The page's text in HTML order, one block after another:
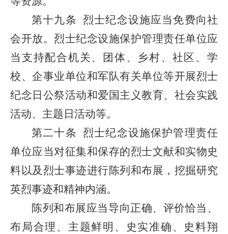
第十九条烈士纪念设施应当免费向社
会开放。烈士纪念设施保护管理责任单位应
当支持配合机关、团体、乡村、社区、学
校、企事业单位和军队有关单位等开展烈士
纪念日公祭活动和爱国主义教育、社会实践
活动、主题日活动等。
第二十条烈士纪念设施保护管理责任
单位应当对征集和保存的烈士文献和实物史
料以及烈士事迹进行陈列和布展，挖掘研究
英烈事迹和精神内涵。
陈列和布展应当导向正确、评价恰当、
布局合理、主题鲜明、史实准确、史料翔